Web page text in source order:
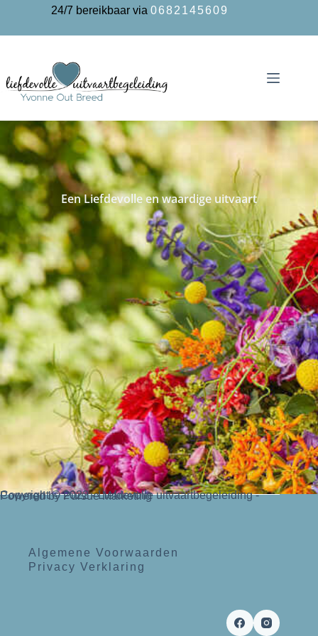
24/7 bereikbaar via0682145609
Een Liefdevolle en waardige uitvaart
Copyright © 2022 - Liefdevolle uitvaartbegeleiding - Powered by Pursue Marketing
Algemene Voorwaarden
Privacy Verklaring